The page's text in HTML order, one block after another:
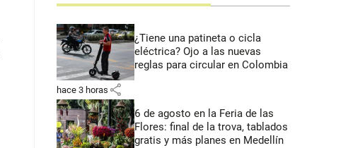
¿Tiene una patineta o cicla
eléctrica? Ojo a las nuevas
reglas para circular en Colombia
hace 3 horas share
6 de agosto en la Feria de las
Flores: final de la trova, tablados
gratis y más planes en Medellín